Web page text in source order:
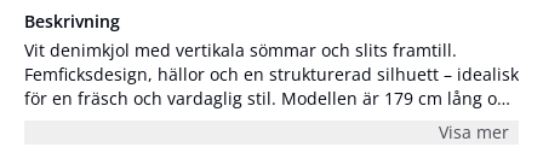
Beskrivning
Vit denimkjol med vertikala sömmar och slits framtill.
Femficksdesign, hällor och en strukturerad silhuett – idealisk
för en fräsch och vardaglig stil. Modellen är 179 cm lång och
Visa mer